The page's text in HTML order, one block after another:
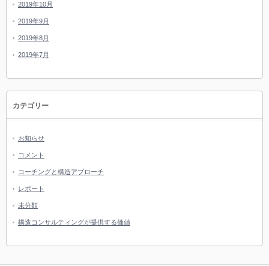
2019年10月
2019年9月
2019年8月
2019年7月
カテゴリー
お知らせ
コメント
コーチングと構造アプローチ
レポート
未分類
構造コンサルティングが提供する価値